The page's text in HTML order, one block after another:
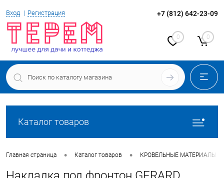
Вход Регистрация +7 (812) 642-23-09
0 0
Каталог товаров
Главная страница • Каталог товаров • КРОВЕЛЬНЫЕ МАТЕРИАЛЫ